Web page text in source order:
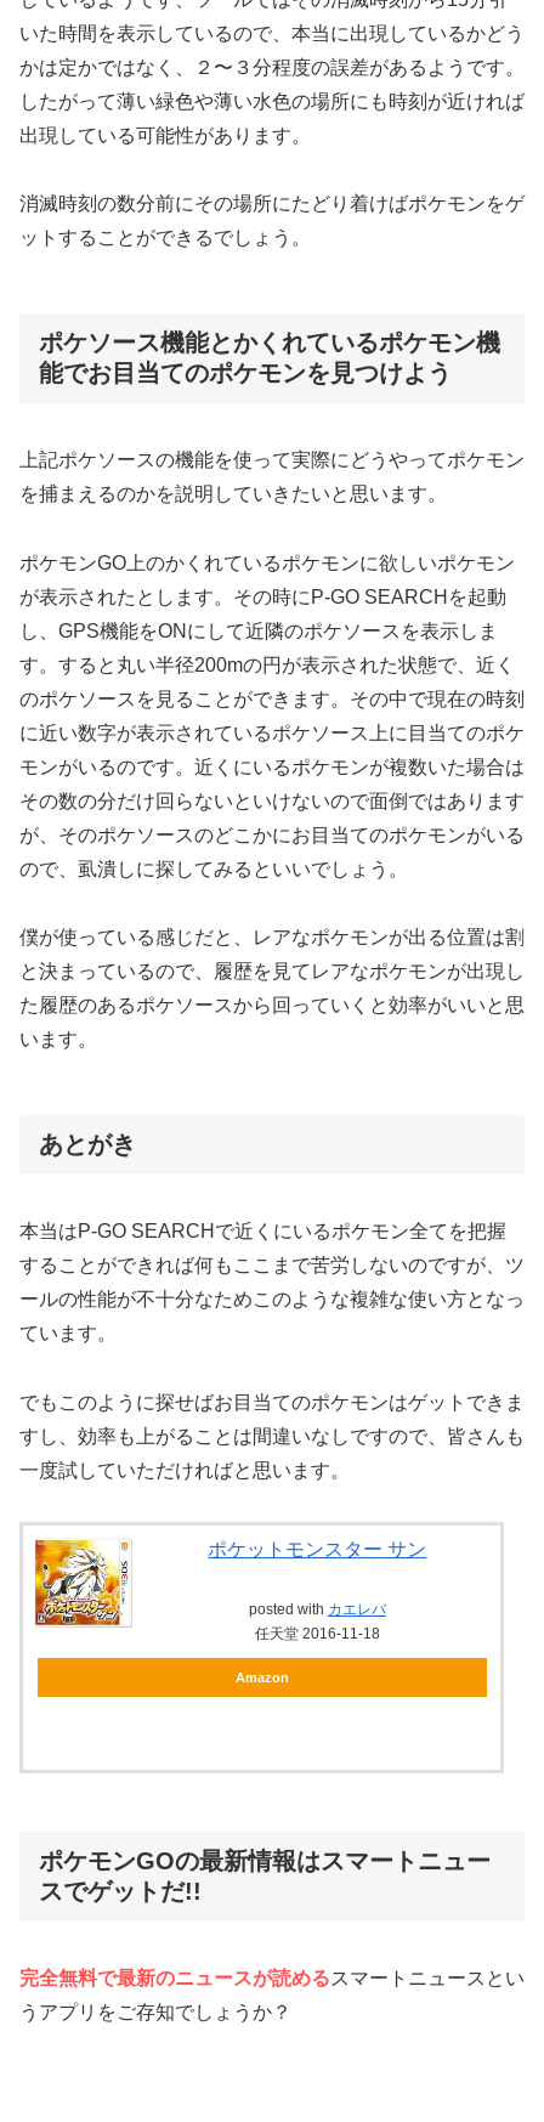
いた時間を表示しているので、本当に出現しているかどう
かは定かではなく、２〜３分程度の誤差があるようです。
したがって薄い緑色や薄い水色の場所にも時刻が近ければ
出現している可能性があります。
消滅時刻の数分前にその場所にたどり着けばポケモンをゲ
ットすることができるでしょう。
ポケソース機能とかくれているポケモン機
能でお目当てのポケモンを見つけよう
上記ポケソースの機能を使って実際にどうやってポケモン
を捕まえるのかを説明していきたいと思います。
ポケモンGO上のかくれているポケモンに欲しいポケモン
が表示されたとします。その時にP-GO SEARCHを起動
し、GPS機能をONにして近隣のポケソースを表示しま
す。すると丸い半径200mの円が表示された状態で、近く
のポケソースを見ることができます。その中で現在の時刻
に近い数字が表示されているポケソース上に目当てのポケ
モンがいるのです。近くにいるポケモンが複数いた場合は
その数の分だけ回らないといけないので面倒ではあります
が、そのポケソースのどこかにお目当てのポケモンがいる
ので、虱潰しに探してみるといいでしょう。
僕が使っている感じだと、レアなポケモンが出る位置は割
と決まっているので、履歴を見てレアなポケモンが出現し
た履歴のあるポケソースから回っていくと効率がいいと思
います。
あとがき
本当はP-GO SEARCHで近くにいるポケモン全てを把握
することができれば何もここまで苦労しないのですが、ツ
ールの性能が不十分なためこのような複雑な使い方となっ
ています。
でもこのように探せばお目当てのポケモンはゲットできま
すし、効率も上がることは間違いなしですので、皆さんも
一度試していただければと思います。
ポケットモンスター サン
posted with カエレバ
任天堂 2016-11-18
Amazon
ポケモンGOの最新情報はスマートニュー
スでゲットだ!!
完全無料で最新のニュースが読めるスマートニュースとい
うアプリをご存知でしょうか？